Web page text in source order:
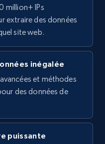
URL
id, Title, Rating,
Essai gratuit
million+ IPs
extraire des données
site web.
inégalée
et méthodes
des données de
puissante